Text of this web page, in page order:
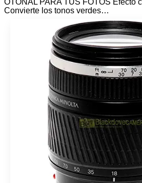
Convierte los tonos verdes…